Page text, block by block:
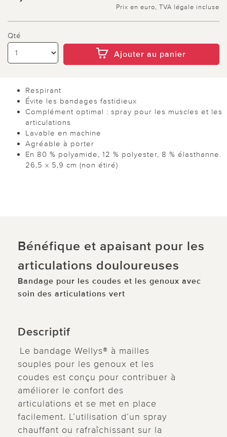
Prix en euro, TVA légale incluse
Qté
Ajouter au panier
Respirant
Évite les bandages fastidieux
Complément optimal : spray pour les muscles et les
articulations
Lavable en machine
Agréable à porter
En 80 % polyamide, 12 % polyester, 8 % élasthanne.
26,5 x 5,9 cm (non étiré)
Bénéfique et apaisant pour les
articulations douloureuses
Bandage pour les coudes et les genoux avec
soin des articulations vert
Descriptif
Le bandage Wellys® à mailles
souples pour les genoux et les
coudes est conçu pour contribuer à
améliorer le confort des
articulations et se met en place
facilement. L’utilisation d’un spray
chauffant ou rafraîchissant sur la